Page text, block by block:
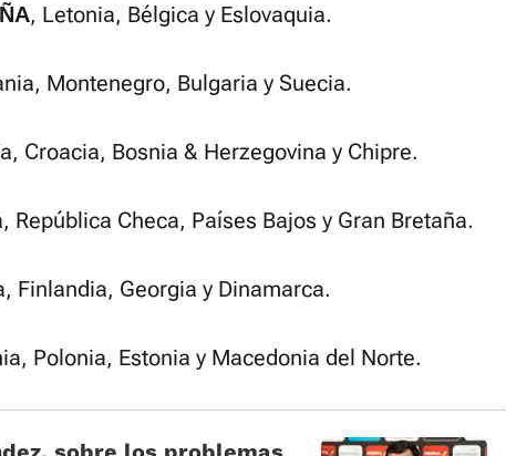
, Letonia, Bélgica y Eslovaquia.
Montenegro, Bulgaria y Suecia.
Croacia, Bosnia & Herzegovina y Chipre.
República Checa, Países Bajos y Gran Bretaña.
Finlandia, Georgia y Dinamarca.
Polonia, Estonia y Macedonia del Norte.